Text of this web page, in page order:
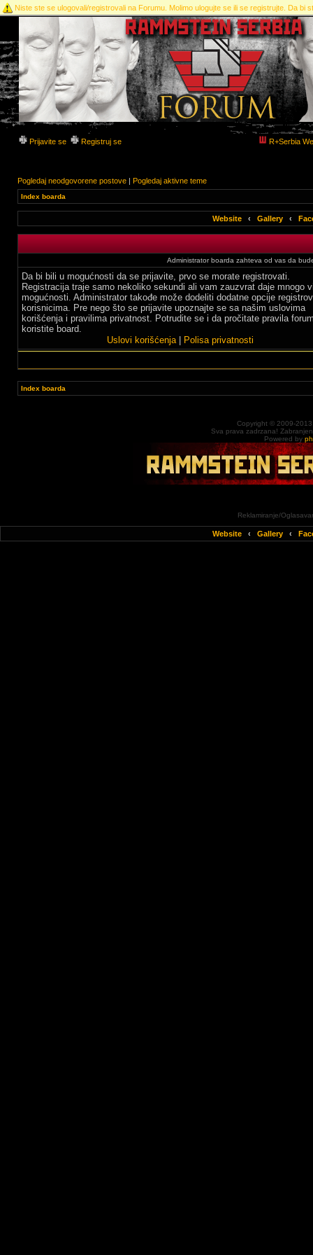
Niste ste se ulogovali/registrovali na Forumu. Molimo ulogujte se ili se registrujte. Da bi
Prijavite se Registruj se R+Serbia
Pogledaj neodgovorene postove | Pogledaj aktivne teme
Index boarda
Website ‹ Gallery ‹
Administrator boarda zahteva od vas da
Da bi bili u mogućnosti da se prijavite, prvo se morate registrovati.
Registracija traje samo nekoliko sekundi ali vam zauzvrat daje mnogo
mogućnosti. Administrator takođe može dodeliti dodatne opcije
korisnicima. Pre nego što se prijavite upoznajte se sa našim uslovima
korišćenja i pravilima privatnost. Potrudite se i da pročitate pravila
koristite board.
Uslovi korišćenja| Polisa privatnosti
Index boarda
Copyright © 2009-
Sva prava zadrzana!
Powered by
Reklamiranje/
Website ‹ Gallery ‹